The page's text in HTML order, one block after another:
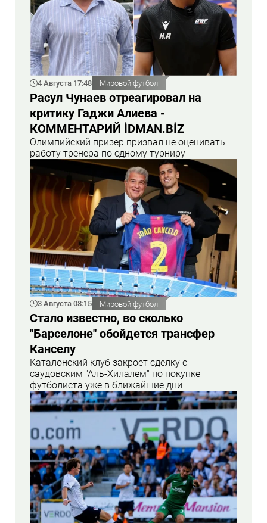
4 Августа 17:48 Мировой футбол
Расул Чунаев отреагировал на
критику Гаджи Алиева -
КОММЕНТАРИЙ İDMAN.BİZ
Олимпийский призер призвал не оценивать
работу тренера по одному турниру
3 Августа 08:15 Мировой футбол
Стало известно, во сколько
"Барселоне" обойдется трансфер
Канселу
Каталонский клуб закроет сделку с
саудовским "Аль-Хилалем" по покупке
футболиста уже в ближайшие дни